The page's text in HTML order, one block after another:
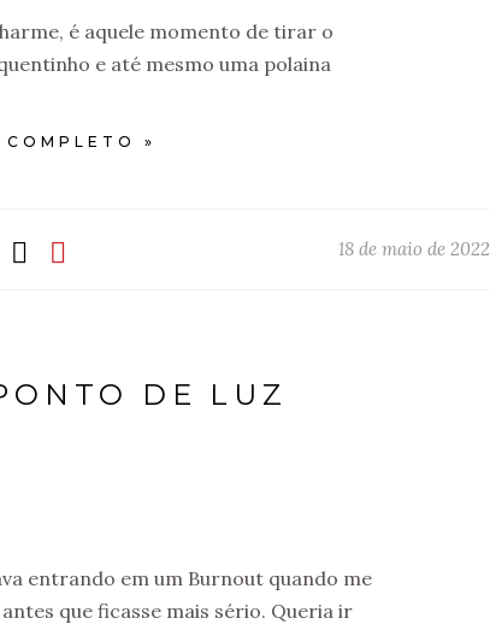
é aquele momento de tirar o
e até mesmo uma polaina
»
18 de maio de 2022
DE LUZ
entrando em um Burnout quando me
que ficasse mais sério. Queria ir